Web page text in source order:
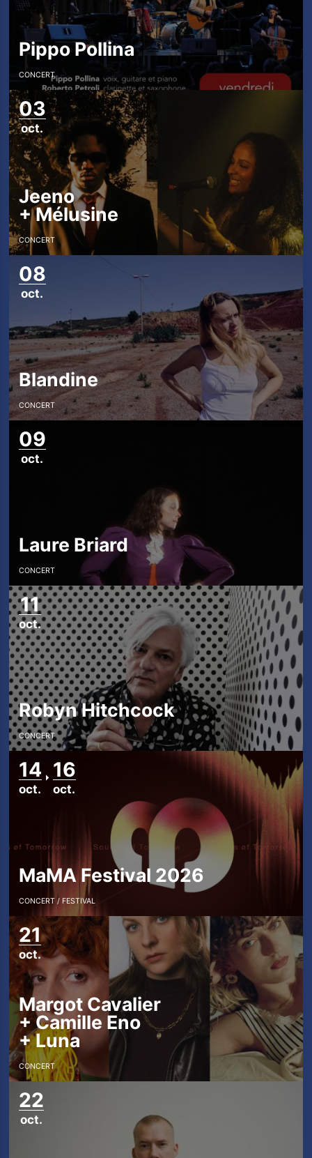
Les Trois
Baudets
L'agenda
Pippo Pollina
CONCERT
03
oct.
Jeeno
+Mélusine
CONCERT
08
oct.
Blandine
CONCERT
09
oct.
Laure Briard
CONCERT
11
oct.
Robyn Hitchcock
CONCERT
14
oct.
16
oct.
MaMA Festival 2026
CONCERT FESTIVAL
21
oct.
Margot Cavalier
+Camille Eno
+Luna
CONCERT
22
oct.